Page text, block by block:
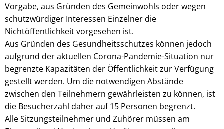
Vorgabe, aus Gründen des Gemeinwohls oder wegen
schutzwürdiger Interessen Einzelner die
Nichtöffentlichkeit vorgesehen ist.
Aus Gründen des Gesundheitsschutzes können jedoch
aufgrund der aktuellen Corona-Pandemie-Situation nur
begrenzte Kapazitäten der Öffentlichkeit zur Verfügung
gestellt werden. Um die notwendigen Abstände
zwischen den Teilnehmern gewährleisten zu können, ist
die Besucherzahl daher auf 15 Personen begrenzt.
Alle Sitzungsteilnehmer und Zuhörer müssen am